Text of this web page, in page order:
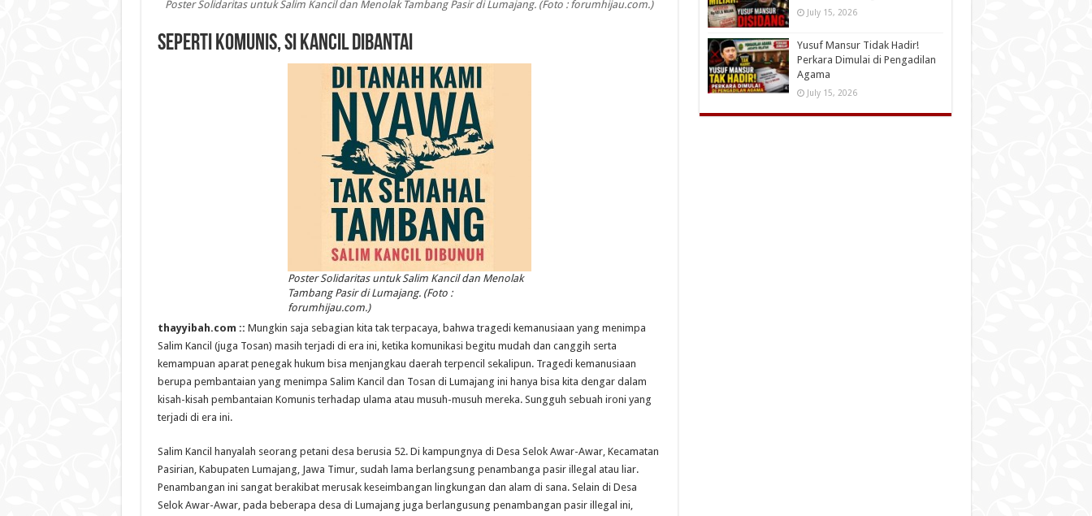
Poster Solidaritas untuk Salim Kancil dan Menolak Tambang Pasir di Lumajang. (Foto : forumhijau.com.)
Seperti Komunis, Si Kancil Dibantai
Poster Solidaritas untuk Salim Kancil dan Menolak
Tambang Pasir di Lumajang. (Foto :
forumhijau.com.)
thayyibah.com :: Mungkin saja sebagian kita tak terpacaya, bahwa tragedi kemanusiaan yang menimpa
Salim Kancil (juga Tosan) masih terjadi di era ini, ketika komunikasi begitu mudah dan canggih serta
kemampuan aparat penegak hukum bisa menjangkau daerah terpencil sekalipun. Tragedi kemanusiaan
berupa pembantaian yang menimpa Salim Kancil dan Tosan di Lumajang ini hanya bisa kita dengar dalam
kisah-kisah pembantaian Komunis terhadap ulama atau musuh-musuh mereka. Sungguh sebuah ironi yang
terjadi di era ini.
Salim Kancil hanyalah seorang petani desa berusia 52. Di kampungnya di Desa Selok Awar-Awar, Kecamatan
Pasirian, Kabupaten Lumajang, Jawa Timur, sudah lama berlangsung penambanga pasir illegal atau liar.
Penambangan ini sangat berakibat merusak keseimbangan lingkungan dan alam di sana. Selain di Desa
Selok Awar-Awar, pada beberapa desa di Lumajang juga berlangusung penambangan pasir illegal ini,
July 15, 2026
Yusuf Mansur Tidak Hadir!
Perkara Dimulai di Pengadilan
Agama
July 15, 2026